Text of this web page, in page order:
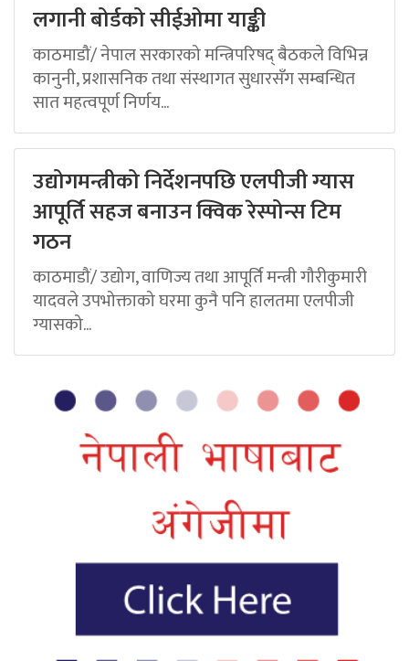
लगानी बोर्डको सीईओमा याङ्की
काठमाडौं/ नेपाल सरकारको मन्त्रिपरिषद् बैठकले विभिन्न
कानुनी, प्रशासनिक तथा संस्थागत सुधारसँग सम्बन्धित
सात महत्वपूर्ण निर्णय...
उद्योगमन्त्रीको निर्देशनपछि एलपीजी ग्यास
आपूर्ति सहज बनाउन क्विक रेस्पोन्स टिम
गठन
काठमाडौं/ उद्योग, वाणिज्य तथा आपूर्ति मन्त्री गौरीकुमारी
यादवले उपभोक्ताको घरमा कुनै पनि हालतमा एलपीजी
ग्यासको...